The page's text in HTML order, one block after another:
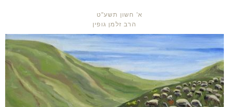
א' חשון תשע"ט
הרב זלמן גופין